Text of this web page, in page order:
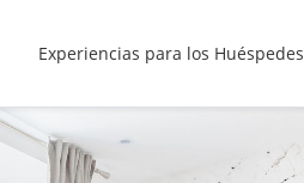
Experiencias para los Huéspedes